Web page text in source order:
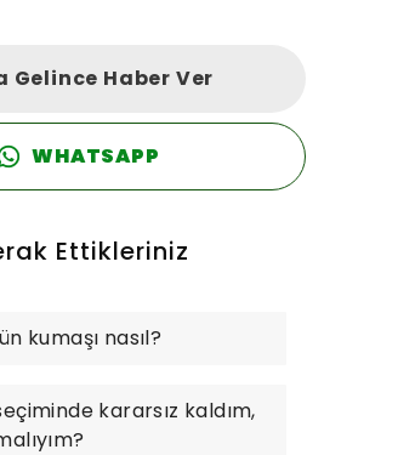
Gelince Haber Ver
WHATSAPP
Ettikleriniz
kumaşı nasıl?
kararsız kaldım,